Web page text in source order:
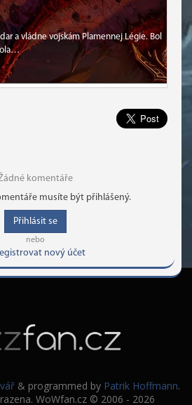
a vládne vojskám Plamennej Légie. Bol
komentáře
musíte být přihlášený.
Přihlásit se
nebo
nový účet
& programmed by Patrik Hoffmann.
WoWfan.cz © 2006 - 2026